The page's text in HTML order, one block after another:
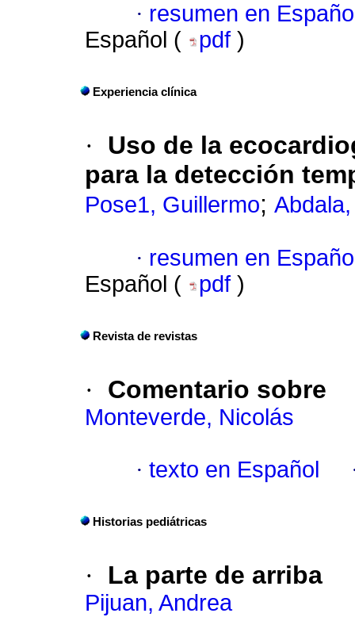
· resumen en
Español (
pdf )
Experiencia clínica
·
Uso de la
para la detección
Pose1, Guillermo;
· resumen en
Español (
pdf )
Revista de revistas
· Comentario sobre
Monteverde, Nicolás
· texto en Español
Historias pediátricas
· La parte de arriba
Pijuan, Andrea